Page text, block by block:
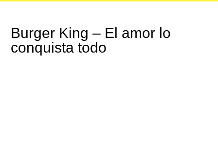
Burger King – El amor lo
conquista todo